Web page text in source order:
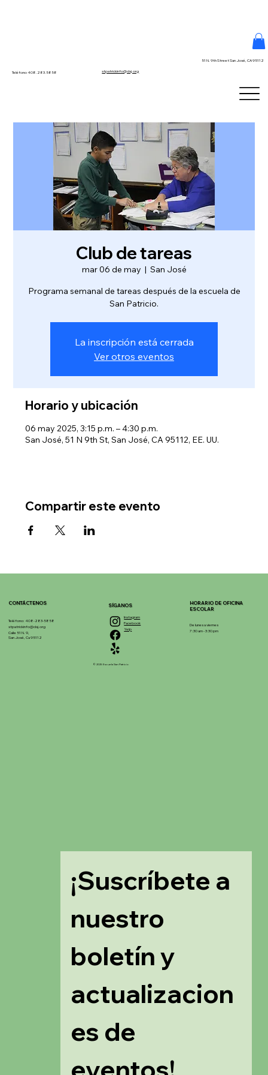
Teléfono 408.283.5858 stpatrickinfo@dsj.org
51 N. 9th Street San José, CA 95112
Club de tareas
mar 06 de may
  |
San José
Programa semanal de tareas después de la escuela de
San Patricio.
La inscripción está cerrada
Ver otros eventos
Horario y ubicación
06 may 2025, 3:15 p.m. – 4:30 p.m.
San José, 51 N 9th St, San José, CA 95112, EE. UU.
Compartir este evento
CONTÁCTENOS
Teléfono: 408-283-5858
stpatrickinfo@dsj.org
Calle 51 N. 9,
San José, Ca 95112
¡Suscríbete a
nuestro
boletín y
actualizacion
es de
Instagram
Facebook
Yelp
SÍGANOS
© 2025 Escuela San Patricio
HORARIO DE OFICINA
ESCOLAR
De lunes a viernes
7:30 am - 3:30 pm